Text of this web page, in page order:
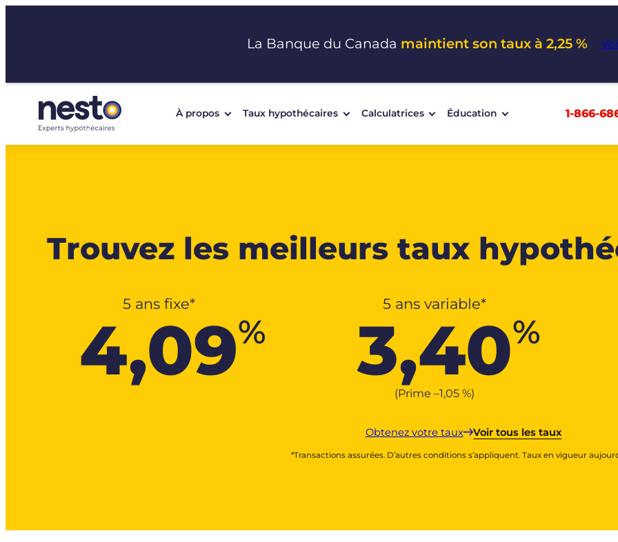
La Banque du Canada maintient son taux à 2,25 %
À propos Taux hypothécaires Calculatrices Éducation 1-866-
Trouvez les meilleurs taux
5 ans fixe*
4,09%
5 ans variable*
3,40%
(Prime –1,05 %)
Obtenez votre taux Voir tous les taux
*Transactions assurées. D’autres conditions s’appliquent. Taux en vigueur